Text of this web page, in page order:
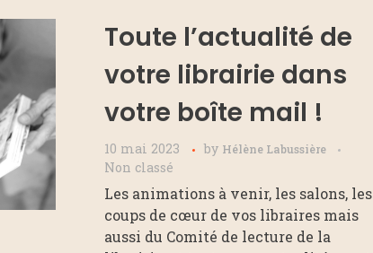
Toute l’actualité de
votre librairie dans
votre boîte mail !
10 mai 2023 by Hélène Labussière
Non classé
Les animations à venir, les salons, les
coups de cœur de vos libraires mais
aussi du Comité de lecture de la